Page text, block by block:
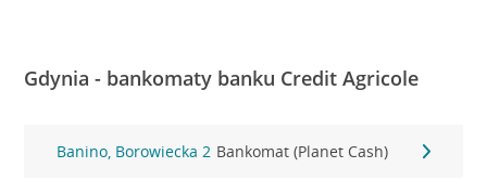
Gdynia - bankomaty banku Credit Agricole
Banino, Borowiecka 2 Bankomat (Planet Cash)